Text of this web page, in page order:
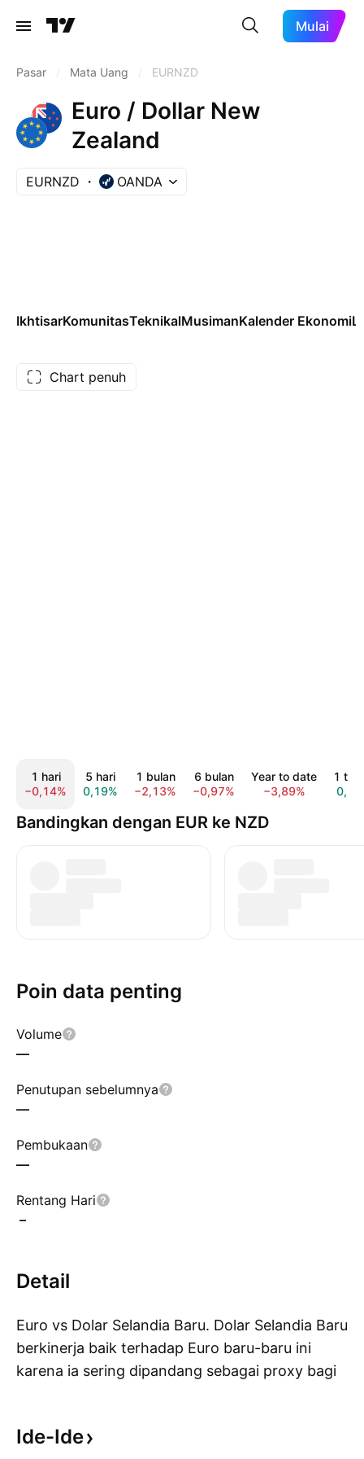
Mulai
Pasar Mata Uang EURNZD
Euro / Dollar New
Zealand
EURNZD OANDA
IkhtisarKomunitasTeknikalMusimanKalender Ekonomi
Chart penuh
1 hari
−0,14%
5 hari
0,19%
1 bulan
−2,13%
6 bulan
−0,97%
Year to date
−3,89%
1
Bandingkan dengan EUR ke NZD
Poin data penting
Volume
—
Penutupan sebelumnya
—
Pembukaan
—
Rentang Hari
–
Detail
Euro vs Dolar Selandia Baru. Dolar Selandia Baru
berkinerja baik terhadap Euro baru-baru ini
karena ia sering dipandang sebagai proxy bagi
jika kekhawatiran tentang pertumbuhan China
Ide-Ide